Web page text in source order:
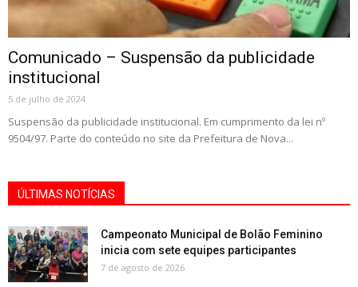
Comunicado – Suspensão da publicidade
institucional
5 de julho de 2024
Suspensão da publicidade institucional. Em cumprimento da lei nº
9504/97. Parte do conteúdo no site da Prefeitura de Nova...
ÚLTIMAS NOTÍCIAS
Campeonato Municipal de Bolão Feminino
inicia com sete equipes participantes
7 de agosto de 2026